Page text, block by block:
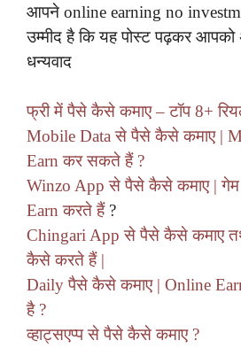
आपने online earning no
उम्मीद है कि यह पोस्ट पढ़कर आपको
धन्यवाद
फ्री में पैसे कैसे कमाए – टॉप 8+
Mobile Data से पैसे कैसे कमाए |
Earn कर सकते हैं ?
Winzo App से पैसे कैसे कमाए |
Earn करते हैं?
Chingari App से पैसे कैसे कमाए
कैसे करते हैं |
Daily पैसे कैसे कमाए | Online
है ?
व्हाट्सएप्प से पैसे कैसे कमाए ?